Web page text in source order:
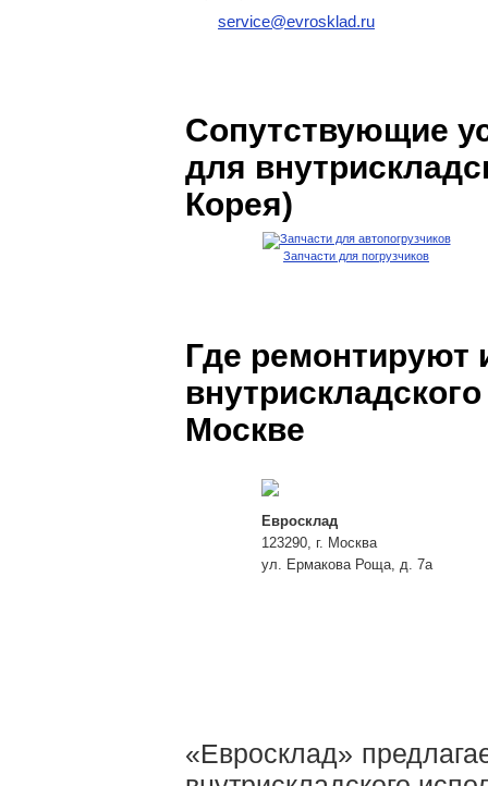
service@evrosklad.ru
Сопутствующие
для
Корея)
Запчасти для погрузчиков
Где ремонтируют
Москве
Евросклад
123290, г. Москва
ул. Ермакова Роща, д. 7а
«Евросклад»